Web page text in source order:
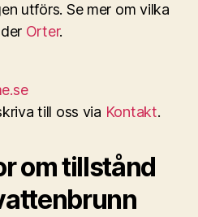
utförs. Se mer om vilka
Orter.
till oss via Kontakt.
om tillstånd